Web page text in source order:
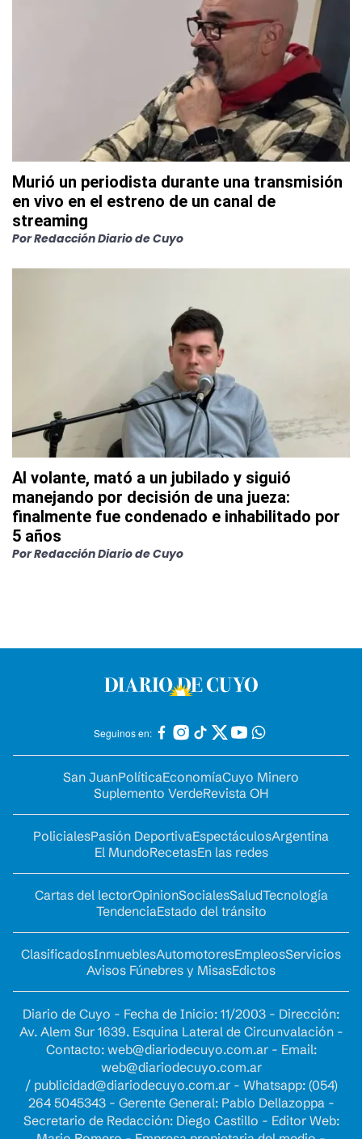
Murió un periodista durante una transmisión
en vivo en el estreno de un canal de
streaming
PorRedacción Diario de Cuyo
Al volante, mató a un jubilado y siguió
manejando por decisión de una jueza:
finalmente fue condenado e inhabilitado por
5 años
PorRedacción Diario de Cuyo
Seguinos en:
San JuanPolíticaEconomíaCuyo Minero
Suplemento VerdeRevista OH
PolicialesPasión DeportivaEspectáculosArgentina
El MundoRecetasEn las redes
Cartas del lectorOpinionSocialesSaludTecnología
TendenciaEstado del tránsito
ClasificadosInmueblesAutomotoresEmpleosServicios
Avisos Fúnebres y MisasEdictos
Diario de Cuyo - Fecha de Inicio: 11/2003 - Dirección:
Av. Alem Sur 1639. Esquina Lateral de Circunvalación -
Contacto: web@diariodecuyo.com.ar- Email:
web@diariodecuyo.com.ar
/ publicidad@diariodecuyo.com.ar- Whatsapp: (054)
264 5045343 - Gerente General: Pablo Dellazoppa -
Secretario de Redacción: Diego Castillo - Editor Web: